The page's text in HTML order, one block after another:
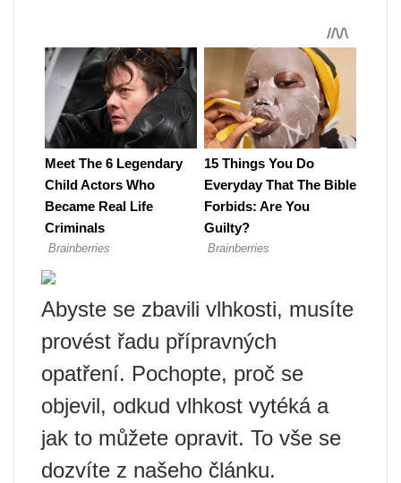
Abyste se zbavili vlhkosti, musíte
provést řadu přípravných
opatření. Pochopte, proč se
objevil, odkud vlhkost vytéká a
jak to můžete opravit. To vše se
dozvíte z našeho článku.